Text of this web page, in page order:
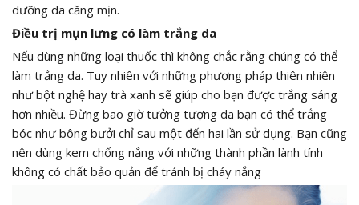
dưỡng da căng mịn.
Điều trị mụn lưng có làm trắng da
Nếu dùng những loại thuốc thì không chắc rằng chúng có thể
làm trắng da. Tuy nhiên với những phương pháp thiên nhiên
như bột nghệ hay trà xanh sẽ giúp cho bạn được trắng sáng
hơn nhiều. Đừng bao giờ tưởng tượng da bạn có thể trắng
bóc như bông bưởi chỉ sau một đến hai lần sử dụng. Bạn cũng
nên dùng kem chống nắng với những thành phần lành tính
không có chất bảo quản để tránh bị cháy nắng